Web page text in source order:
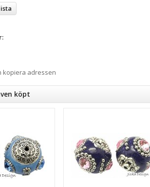
kopiera adressen
köpt